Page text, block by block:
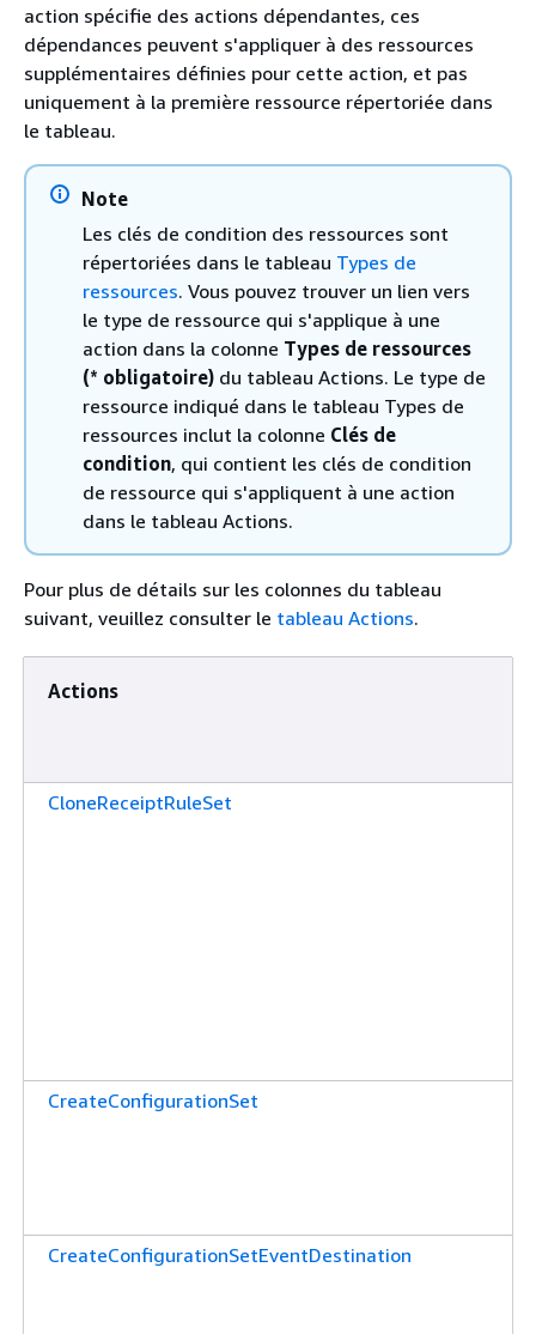
action spécifie des actions dépendantes, ces
dépendances peuvent s'appliquer à des ressources
supplémentaires définies pour cette action, et pas
uniquement à la première ressource répertoriée dans
le tableau.
Note
Les clés de condition des ressources sont
répertoriées dans le tableau Types de
ressources. Vous pouvez trouver un lien vers
le type de ressource qui s'applique à une
action dans la colonne Types de ressources
(* obligatoire) du tableau Actions. Le type de
ressource indiqué dans le tableau Types de
ressources inclut la colonne Clés de
condition, qui contient les clés de condition
de ressource qui s'appliquent à une action
dans le tableau Actions.
Pour plus de détails sur les colonnes du tableau
suivant, veuillez consulter le tableau Actions.
Actions
CloneReceiptRuleSet
CreateConfigurationSet
CreateConfigurationSetEventDestination